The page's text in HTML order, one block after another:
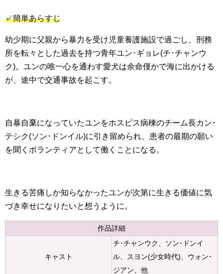
✓簡単あらすじ
幼少期に父親から暴力を受け児童養護施設で過ごし、刑務
所を転々とした過去を持つ青年ユン･ギョレ(チ･チャンウ
ク)。ユンの唯一心を通わす愛犬は余命僅かで海に出かける
が、途中で交通事故を起こす。
自暴自棄になっていたユンをホスピス病棟のチーム長カン･
テシク(ソン･ドンイル)に引き留められ、患者の最期の願い
を聞くボランティアとして働くことになる。
生きる苦痛しか知らなかったユンが次第に生きる価値に気
づき幸せになりたいと想うように。
作品詳細
キャスト
チ･チャンウク、ソン･ドンイ
ル、スヨン(少女時代)、ウォン･
ジアン、他